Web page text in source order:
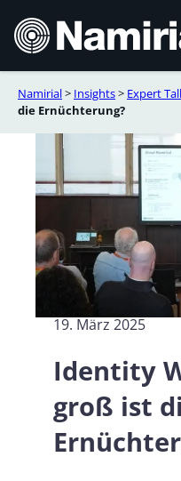
Inhalt
springen
Namirial> Insights> Expert
die Ernüchterung?
19. März 2025
Identity
groß ist